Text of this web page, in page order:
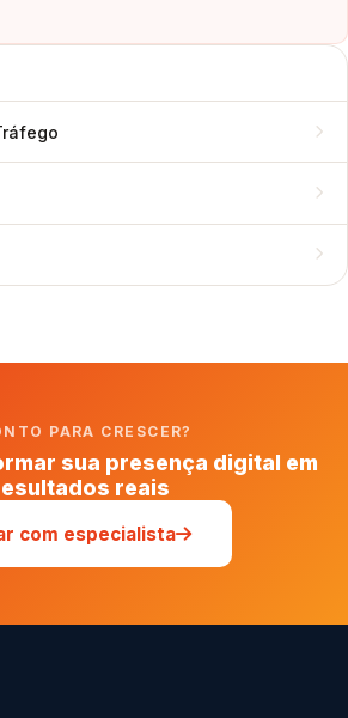
PARA CRESCER?
sua presença digital em
reais
com especialista